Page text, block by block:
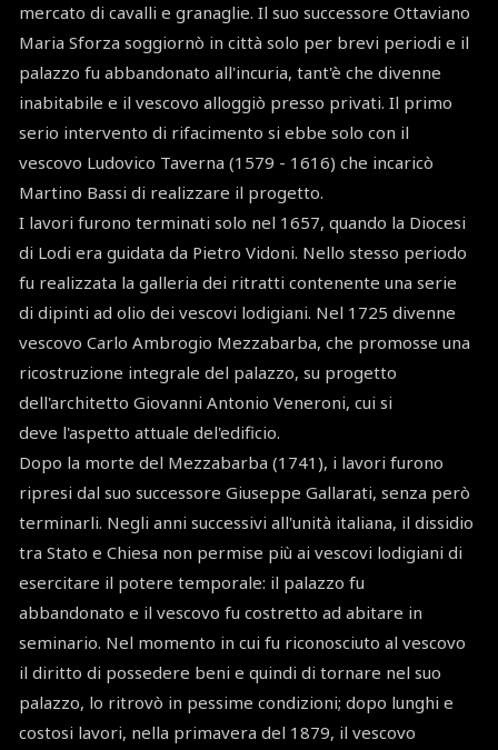
mercato di cavalli e granaglie. Il suo successore Ottaviano
Maria Sforza soggiornò in città solo per brevi periodi e il
palazzo fu abbandonato all'incuria, tant'è che divenne
inabitabile e il vescovo alloggiò presso privati. Il primo
serio intervento di rifacimento si ebbe solo con il
vescovo Ludovico Taverna (1579 - 1616) che incaricò
Martino Bassi di realizzare il progetto.
I lavori furono terminati solo nel 1657, quando la Diocesi
di Lodi era guidata da Pietro Vidoni. Nello stesso periodo
fu realizzata la galleria dei ritratti contenente una serie
di dipinti ad olio dei vescovi lodigiani. Nel 1725 divenne
vescovo Carlo Ambrogio Mezzabarba, che promosse una
ricostruzione integrale del palazzo, su progetto
dell'architetto Giovanni Antonio Veneroni, cui si
deve l'aspetto attuale del'edificio.
Dopo la morte del Mezzabarba (1741), i lavori furono
ripresi dal suo successore Giuseppe Gallarati, senza però
terminarli. Negli anni successivi all'unità italiana, il dissidio
tra Stato e Chiesa non permise più ai vescovi lodigiani di
esercitare il potere temporale: il palazzo fu
abbandonato e il vescovo fu costretto ad abitare in
seminario. Nel momento in cui fu riconosciuto al vescovo
il diritto di possedere beni e quindi di tornare nel suo
palazzo, lo ritrovò in pessime condizioni; dopo lunghi e
costosi lavori, nella primavera del 1879, il vescovo